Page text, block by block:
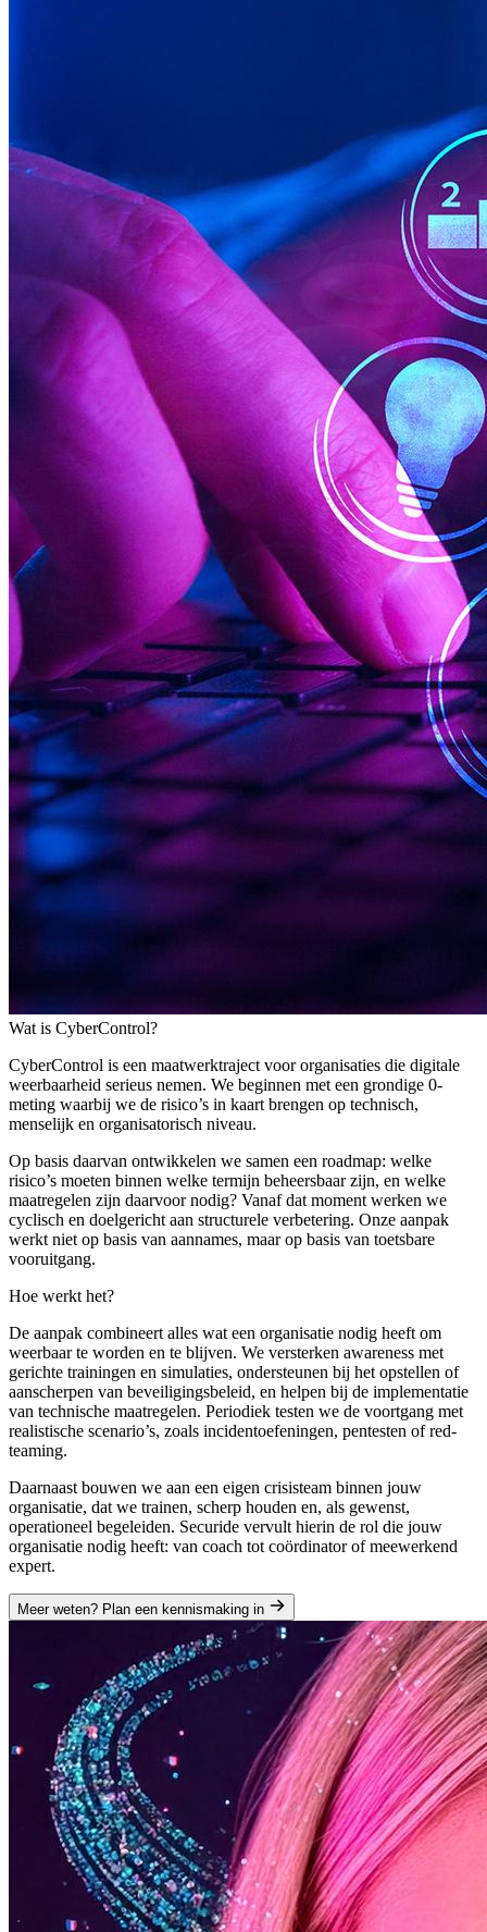
Wat is CyberControl?
CyberControl is een maatwerktraject voor organisaties die digitale
weerbaarheid serieus nemen. We beginnen met een grondige 0-
meting waarbij we de risico’s in kaart brengen op technisch,
menselijk en organisatorisch niveau.
Op basis daarvan ontwikkelen we samen een roadmap: welke
risico’s moeten binnen welke termijn beheersbaar zijn, en welke
maatregelen zijn daarvoor nodig? Vanaf dat moment werken we
cyclisch en doelgericht aan structurele verbetering. Onze aanpak
werkt niet op basis van aannames, maar op basis van toetsbare
vooruitgang.
Hoe werkt het?
De aanpak combineert alles wat een organisatie nodig heeft om
weerbaar te worden en te blijven. We versterken awareness met
gerichte trainingen en simulaties, ondersteunen bij het opstellen of
aanscherpen van beveiligingsbeleid, en helpen bij de implementatie
van technische maatregelen. Periodiek testen we de voortgang met
realistische scenario’s, zoals incidentoefeningen, pentesten of red-
teaming.
Daarnaast bouwen we aan een eigen crisisteam binnen jouw
organisatie, dat we trainen, scherp houden en, als gewenst,
operationeel begeleiden. Securide vervult hierin de rol die jouw
organisatie nodig heeft: van coach tot coördinator of meewerkend
expert.
Meer weten? Plan een kennismaking in